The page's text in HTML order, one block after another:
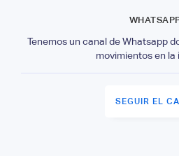
Tenemos un canal de Whatsapp
movimientos en la
SEGUIR EL